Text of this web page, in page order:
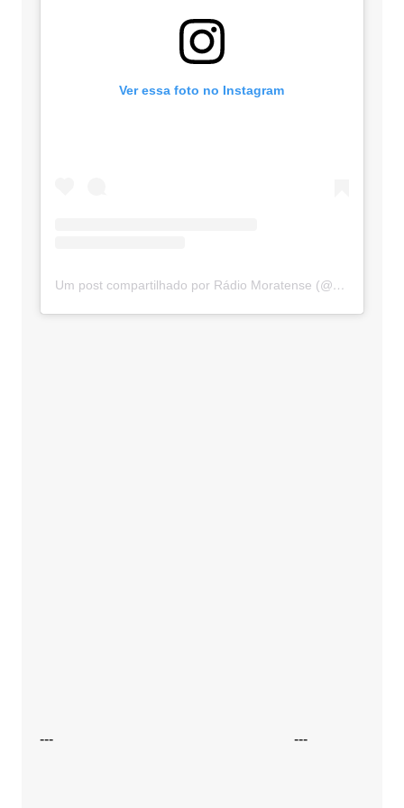
Ver essa foto no Instagram
Um post compartilhado por Rádio Moratense (@radio_moratense)
--- ---